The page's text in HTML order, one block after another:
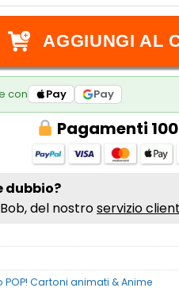
AGGIUNGI AL
con Pay Pay
Pagamenti
dubbio?
del nostroservizio
POP! Cartoni animati & Anime